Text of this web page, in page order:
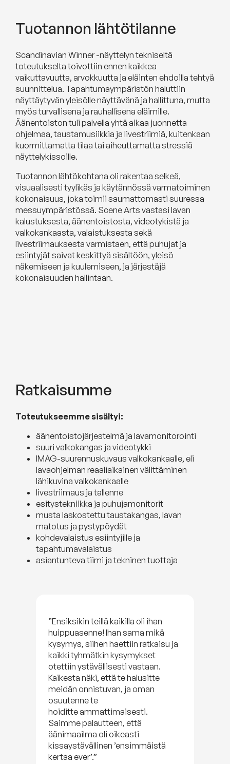
Tuotannon lähtötilanne
Scandinavian Winner -näyttelyn tekniseltä
toteutukselta toivottiin ennen kaikkea
vaikuttavuutta, arvokkuutta ja eläinten ehdoilla tehtyä
suunnittelua. Tapahtumaympäristön haluttiin
näyttäytyvän yleisölle näyttävänä ja hallittuna, mutta
myös turvallisena ja rauhallisena eläimille.
Äänentoiston tuli palvella yhtä aikaa juonnetta
ohjelmaa, taustamusiikkia ja livestriimiä, kuitenkaan
kuormittamatta tilaa tai aiheuttamatta stressiä
näyttelykissoille.
Tuotannon lähtökohtana oli rakentaa selkeä,
visuaalisesti tyylikäs ja käytännössä varmatoiminen
kokonaisuus, joka toimii saumattomasti suuressa
messuympäristössä. Scene Arts vastasi lavan
kalustuksesta, äänentoistosta, videotykistä ja
valkokankaasta, valaistuksesta sekä
livestriimauksesta varmistaen, että puhujat ja
esiintyjät saivat keskittyä sisältöön, yleisö
näkemiseen ja kuulemiseen, ja järjestäjä
kokonaisuuden hallintaan.
Ratkaisumme
Toteutukseemme sisältyi:
äänentoistojärjestelmä ja lavamonitorointi
suuri valkokangas ja videotykki
IMAG-suurennuskuvaus valkokankaalle, eli
lavaohjelman reaaliaikainen välittäminen
lähikuvina valkokankaalle
livestriimaus ja tallenne
esitystekniikka ja puhujamonitorit
musta laskostettu taustakangas, lavan
matotus ja pystypöydät
kohdevalaistus esiintyjille ja
tapahtumavalaistus
asiantunteva tiimi ja tekninen tuottaja
”Ensiksikin teillä kaikilla oli ihan
huippuasenne! Ihan sama mikä
kysymys, siihen haettiin ratkaisu ja
kaikki tyhmätkin kysymykset
otettiin ystävällisesti vastaan.
Kaikesta näki, että te halusitte
meidän onnistuvan, ja oman
osuutenne te
hoiditte ammattimaisesti.
Saimme palautteen, että
äänimaailma oli oikeasti
kissaystävällinen ’ensimmäistä
kertaa ever’.”